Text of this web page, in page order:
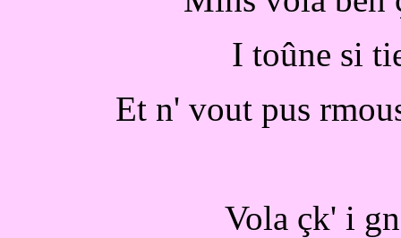
I toûne si
Et n' vout pus
Vola çk' i